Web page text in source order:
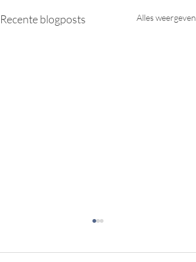
Recente blogposts Alles weergeven